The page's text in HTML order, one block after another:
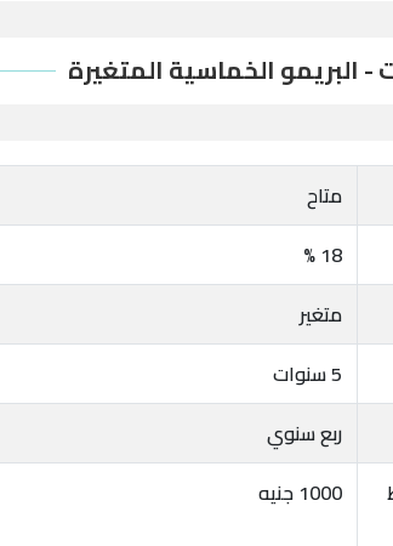
- البريمو الخماسية المتغيرة
متاح
18 %
متغير
5 سنوات
ربع سنوي
1000 جنيه